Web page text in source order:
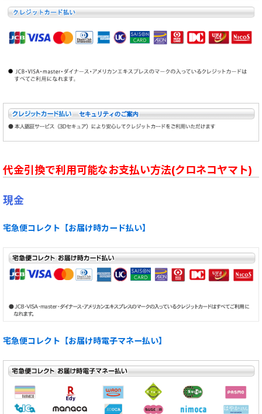
代金引換で利用可能なお支払い方法(クロネコヤマト)
現金
宅急便コレクト【お届け時カード払い】
宅急便コレクト【お届け時電子マネー払い】